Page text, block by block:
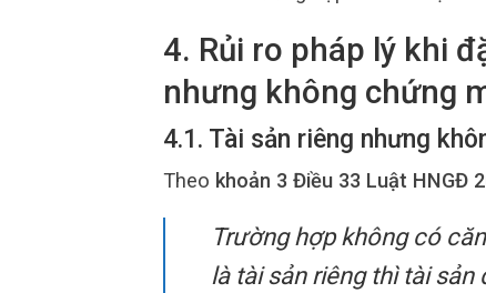
4. Rủi ro pháp lý khi
nhưng không chứng
4.1. Tài sản riêng nhưng
Theo khoản 3 Điều 33 Luật HNGĐ
Trường hợp không có
là tài sản riêng thì tài